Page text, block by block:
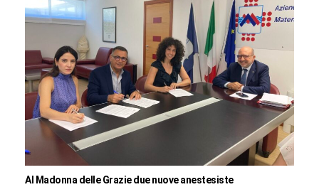
Al Madonna delle Grazie due nuove anestesiste